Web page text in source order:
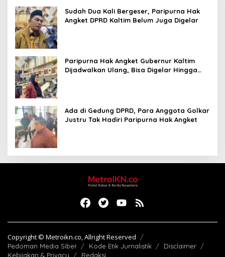
Sudah Dua Kali Bergeser, Paripurna Hak
Angket DPRD Kaltim Belum Juga Digelar
Paripurna Hak Angket Gubernur Kaltim
Dijadwalkan Ulang, Bisa Digelar Hingga
Ada di Gedung DPRD, Para Anggota Golkar
Justru Tak Hadiri Paripurna Hak Angket
Copyright © Metroikn.co, Allright Reserved
Pedoman Media Siber Kode Etik Jurnalistik
Disclaimer
Kebijakan & Privacy
Redaksi